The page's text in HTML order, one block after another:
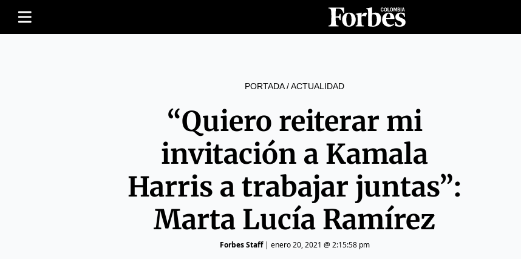
PORTADA/ACTUALIDAD
“Quiero reiterar mi
invitación a Kamala
Harris a trabajar juntas”:
Marta Lucía Ramírez
Forbes Staff| enero 20, 2021 @ 2:15:58 pm